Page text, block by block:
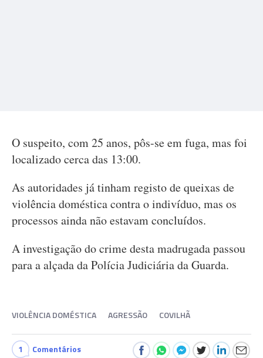
O suspeito, com 25 anos, pôs-se em fuga, mas foi
localizado cerca das 13:00.
As autoridades já tinham registo de queixas de
violência doméstica contra o indivíduo, mas os
processos ainda não estavam concluídos.
A investigação do crime desta madrugada passou
para a alçada da Polícia Judiciária da Guarda.
VIOLÊNCIA DOMÉSTICA AGRESSÃO COVILHÃ
1 Comentários